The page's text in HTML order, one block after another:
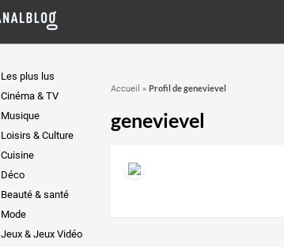
Les plus lus
Cinéma & TV
Musique
Loisirs & Culture
Cuisine
Déco
Beauté & santé
Mode
Jeux & Jeux Vidéo
Accueil » Profil de genevievel
genevievel